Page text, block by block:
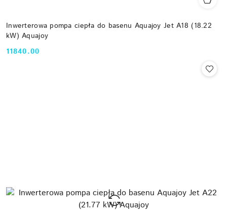
Inwerterowa pompa ciepła do basenu Aquajoy Jet A18 (18.22
kW) Aquajoy
Cena:
11840.00